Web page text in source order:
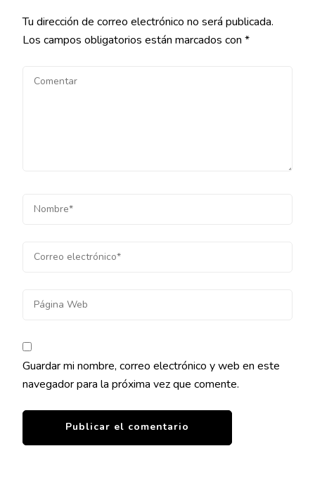
Tu dirección de correo electrónico no será publicada.
Los campos obligatorios están marcados con *
Guardar mi nombre, correo electrónico y web en este
navegador para la próxima vez que comente.